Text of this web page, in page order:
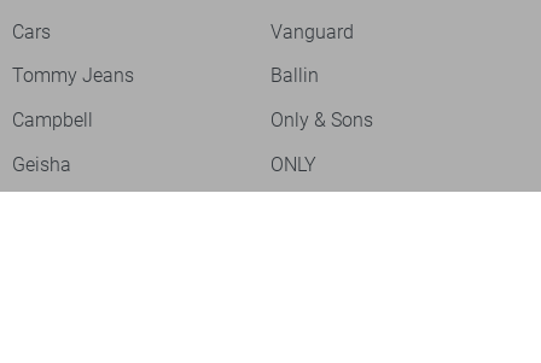
Cars
Vanguard
Tommy Jeans
Ballin
Campbell
Only & Sons
Geisha
ONLY